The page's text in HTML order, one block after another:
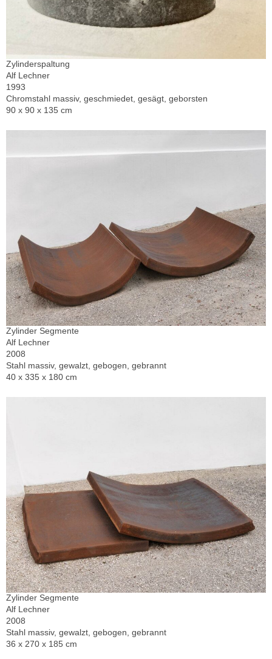
Zylinderspaltung
Alf Lechner
1993
Chromstahl massiv, geschmiedet, gesägt, geborsten
90 x 90 x 135 cm
Zylinder Segmente
Alf Lechner
2008
Stahl massiv, gewalzt, gebogen, gebrannt
40 x 335 x 180 cm
Zylinder Segmente
Alf Lechner
2008
Stahl massiv, gewalzt, gebogen, gebrannt
36 x 270 x 185 cm